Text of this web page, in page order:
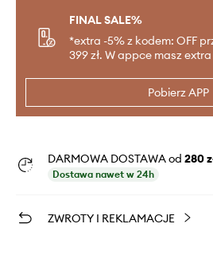
FINAL SALE%
*extra -5% z kodem: OFF
399 zł. W appce masz
Pobierz APP
DARMOWA DOSTAWA od 280
Dostawa nawet w 24h
ZWROTY I REKLAMACJE